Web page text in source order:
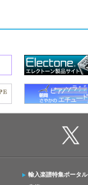
輸入楽譜特集ポータル